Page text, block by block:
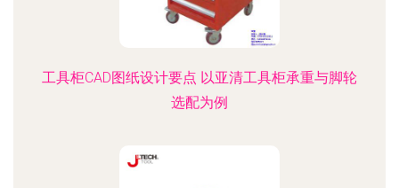
工具柜CAD图纸设计要点 以亚清工具柜承重与脚轮
选配为例